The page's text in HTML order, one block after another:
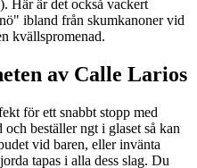
Här är det också vackert
ibland från skumkanoner vid
kvällspromenad.
av Calle Larios
för ett snabbt stopp med
beställer ngt i glaset så kan
vid baren, eller invänta
tapas i alla dess slag. Du